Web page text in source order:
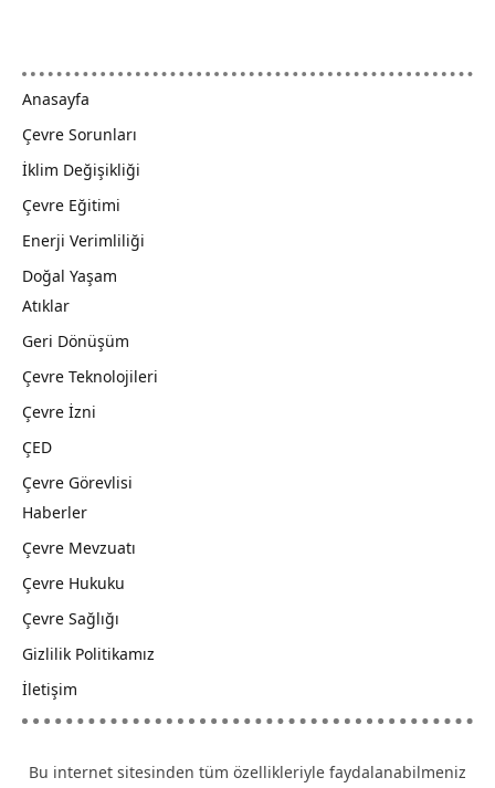
Anasayfa
Çevre Sorunları
İklim Değişikliği
Çevre Eğitimi
Enerji Verimliliği
Doğal Yaşam
Atıklar
Geri Dönüşüm
Çevre Teknolojileri
Çevre İzni
ÇED
Çevre Görevlisi
Haberler
Çevre Mevzuatı
Çevre Hukuku
Çevre Sağlığı
Gizlilik Politikamız
İletişim
Bu internet sitesinden tüm özellikleriyle faydalanabilmeniz